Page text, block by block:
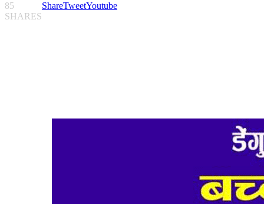
85
SHARES
ShareTweetYoutube